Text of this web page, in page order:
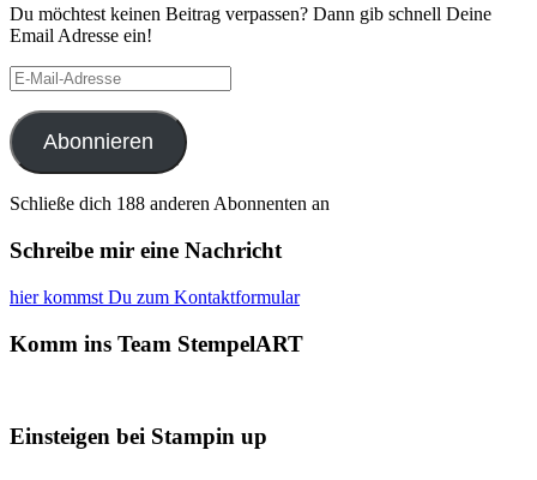
Du möchtest keinen Beitrag verpassen? Dann gib schnell Deine
Email Adresse ein!
E-
Mail-
Adresse
Abonnieren
Schließe dich 188 anderen Abonnenten an
Schreibe mir eine Nachricht
hier kommst Du zum Kontaktformular
Komm ins Team StempelART
Einsteigen bei Stampin up